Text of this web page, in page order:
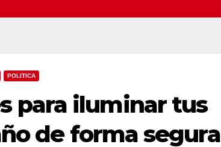
POLITICA
para iluminar tus
de forma segura